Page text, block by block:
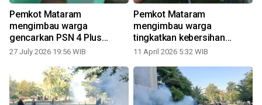
Pemkot Mataram
mengimbau warga
gencarkan PSN 4 Plus
antisipasi DBD
27 July 2026 19:56 WIB
Pemkot Mataram
mengimbau warga
tingkatkan kebersihan
antisipasi DBD
11 April 2026 5:32 WIB